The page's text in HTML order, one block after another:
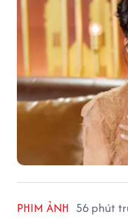
PHIM ẢNH 56 phút